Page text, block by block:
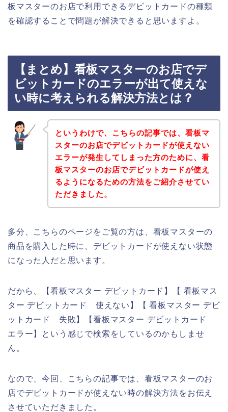
板マスターのお店で利用できるデビットカードの種類
を確認することで問題が解決できると思いますよ。
【まとめ】看板マスターのお店でデ
ビットカードのエラーが出て使えな
い時に考えられる解決方法とは？
というわけで、こちらの記事では、看板マ
スターのお店でデビットカードが使えない
エラーが発生してしまった方のために、看
板マスターのお店でデビットカードが使え
るようになるための方法をご紹介させてい
ただきました。
多分、こちらのページをご覧の方は、看板マスターの
商品を購入した時に、デビットカードが使えない状態
になった人だと思います。
だから、【看板マスター デビットカード】【 看板マス
ター デビットカード 使えない】【 看板マスター デビ
ットカード 失敗】【看板マスター デビットカード
エラー】という感じで検索をしているのかもしませ
ん。
なので、今回、こちらの記事では、看板マスターのお
店でデビットカードが使えない時の解決方法をお伝え
させていただきました。